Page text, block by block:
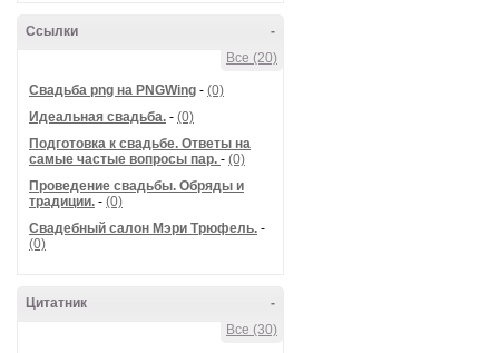
-
Ссылки
Все (20)
Cвадьба png на PNGWing - (0)
Идеальная свадьба. - (0)
Подготовка к свадьбе. Ответы на
самые частые вопросы пар. - (0)
Проведение свадьбы. Обряды и
традиции. - (0)
Свадебный салон Мэри Трюфель. -
(0)
-
Цитатник
Все (30)